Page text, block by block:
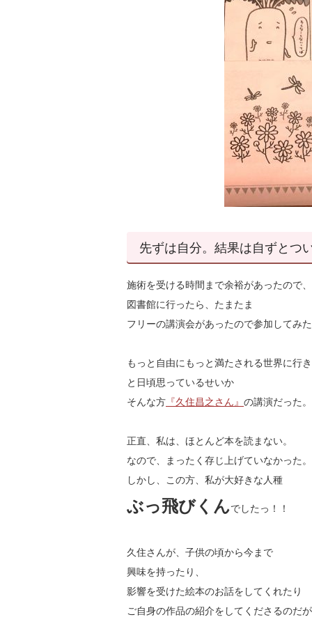
先ずは自分。結果は自ずとつ
施術を受ける時間まで余裕があったので、
図書館に行ったら、たまたま
フリーの講演会があったので参加してみ
もっと自由にもっと満たされる世界に行
と日頃思っているせいか
そんな方 『久住昌之さん』 の講演だった。
正直、私は、ほとんど本を読まない。
なので、まったく存じ上げていなかった。
しかし、この方、私が大好きな人種
ぶっ飛びくんでしたっ！！
久住さんが、子供の頃から今まで
興味を持ったり、
影響を受けた絵本のお話をしてくれたり
ご自身の作品の紹介をしてくださるのだが